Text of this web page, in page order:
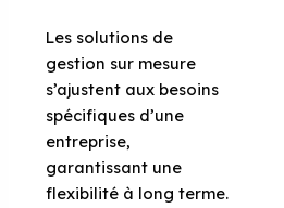
Les solutions de
gestion sur mesure
s’ajustent aux besoins
spécifiques d’une
entreprise,
garantissant une
flexibilité à long terme.